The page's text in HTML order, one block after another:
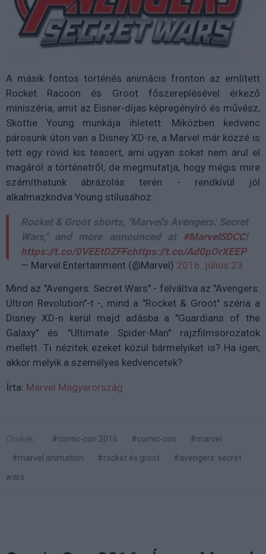
A másik fontos történés animácis fronton az említett
Rocket Racoon és Groot főszereplésével érkező
miniszéria, amit az Eisner-díjas képregényíró és művész,
Skottie Young munkája ihletett. Miközben kedvenc
párosunk úton van a Disney XD-re, a Marvel már közzé is
tett egy rövid kis teasert, ami ugyan sokat nem árul el
magáról a történetről, de megmutatja, hogy mégis mire
számíthatunk ábrázolás terén - rendkívül jól
alkalmazkodva Young stílusához.
Rocket & Groot shorts, "Marvel's Avengers: Secret
Wars," and more announced at #MarvelSDCC!
https://t.co/0VEEtDZFFchttps://t.co/Ad0pOrXEEP
— Marvel Entertainment (@Marvel) 2016. július 23.
Mind az "Avengers: Secret Wars" - felváltva az "Avengers:
Ultron Revolution"-t -, mind a "Rocket & Groot" széria a
Disney XD-n kerül majd adásba a "Guardians of the
Galaxy" és "Ultimate Spider-Man" rajzfilmsorozatok
mellett. Ti nézitek ezeket közül bármelyiket is? Ha igen,
akkor melyik a személyes kedvencetek?
Írta: Marvel Magyarország
Címkék: #comic-con 2016 #comic-con
#marvel
#marvel animation
#rocket és groot
#avengers: secret
wars